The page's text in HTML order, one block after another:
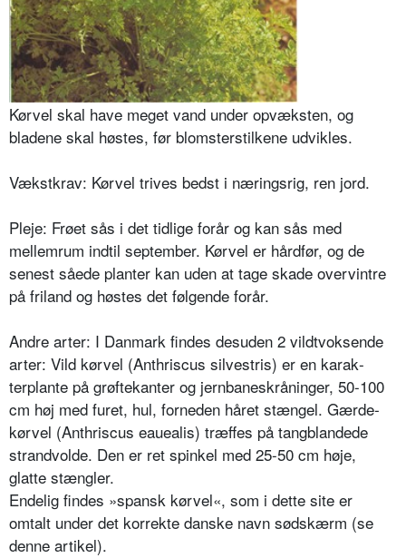
Kørvel skal have meget vand under opvæksten, og
bladene skal høstes, før blomsterstilkene udvikles.
Vækstkrav: Kørvel trives bedst i næ­ringsrig, ren jord.
Pleje: Frøet sås i det tidlige forår og kan sås med
mellemrum indtil septem­ber. Kørvel er hårdfør, og de
senest såede planter kan uden at tage skade overvintre
på friland og høstes det følgende forår.
Andre arter: I Danmark findes des­uden 2 vildtvoksende
arter: Vild kørvel (Anthriscus silvestris) er en karak­
terplante på grøftekanter og jernbane­skråninger, 50-100
cm høj med furet, hul, forneden håret stængel. Gærde­
kørvel (Anthriscus eauealis) træffes på tangblandede
strandvolde. Den er ret spinkel med 25-50 cm høje,
glatte stængler.
Endelig findes »spansk kørvel«, som i dette site er
omtalt under det korrekte danske navn sødskærm (se
denne artikel).